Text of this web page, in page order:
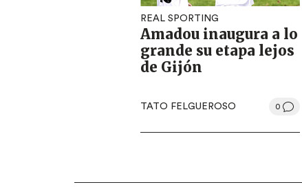
REAL SPORTING
Amadou inaugura a lo
grande su etapa lejos
de Gijón
TATO FELGUEROSO 0